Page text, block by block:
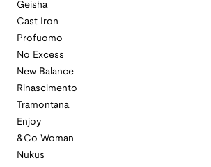
Geisha
Cast Iron
Profuomo
No Excess
New Balance
Rinascimento
Tramontana
Enjoy
&Co Woman
Nukus